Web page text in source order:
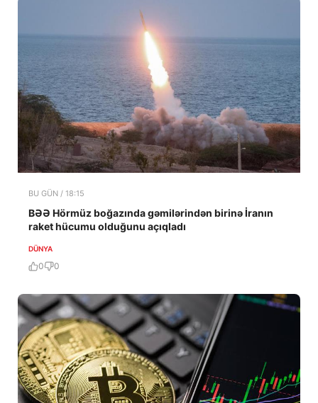
BU GÜN / 18:15
BƏƏ Hörmüz boğazında gəmilərindən birinə İranın
raket hücumu olduğunu açıqladı
DÜNYA
0 0